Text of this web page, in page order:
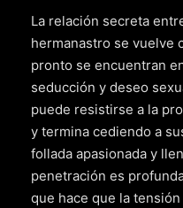
La relación secreta
hermanastro se vuelve
pronto se encuentran
seducción y deseo
puede resistirse a la
y termina cediendo a
follada apasionada y
penetración es
que hace que la